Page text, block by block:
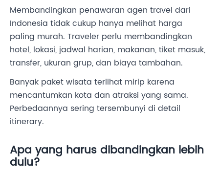
Membandingkan penawaran agen travel dari
Indonesia tidak cukup hanya melihat harga
paling murah. Traveler perlu membandingkan
hotel, lokasi, jadwal harian, makanan, tiket masuk,
transfer, ukuran grup, dan biaya tambahan.
Banyak paket wisata terlihat mirip karena
mencantumkan kota dan atraksi yang sama.
Perbedaannya sering tersembunyi di detail
itinerary.
Apa yang harus dibandingkan lebih
dulu?